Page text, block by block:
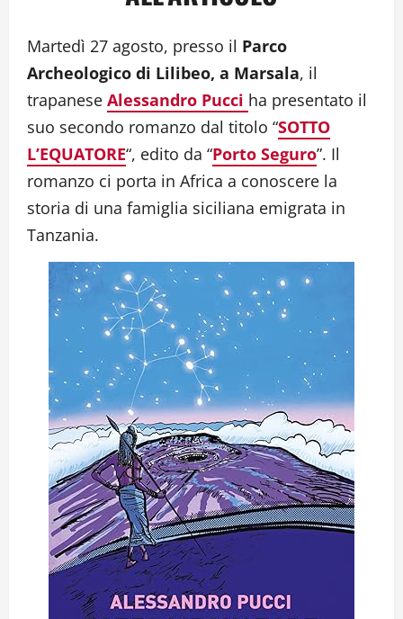
Martedì 27 agosto, presso il Parco
Archeologico di Lilibeo, a Marsala, il
trapanese Alessandro Pucci ha presentato il
suo secondo romanzo dal titolo “SOTTO
L’EQUATORE“, edito da “Porto Seguro”. Il
romanzo ci porta in Africa a conoscere la
storia di una famiglia siciliana emigrata in
Tanzania.